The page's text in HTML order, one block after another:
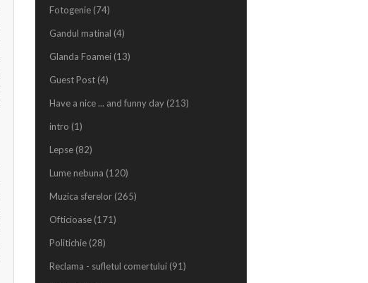
Fotogenie (74)
Gandul matinal (4)
Glanda Foamei (13)
Guest Post (4)
Have a nice ... and funny day (213)
intro (1)
Lepse (82)
Lume nebuna (120)
Muzica sferelor (265)
Ofticioase (171)
Politichie (28)
Reclama - sufletul comertului (91)